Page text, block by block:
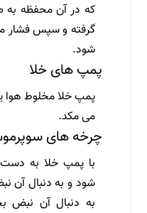
که در آن محفظه به
گرفته و سپس فشار
شود.
پمپ های خلا
پمپ خلا مخلوط هوا
می مکد.
چرخه های
با پمپ خلا به
شود و به دنبال آن
به دنبال آن نبض